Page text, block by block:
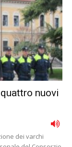
nuovi
dei varchi